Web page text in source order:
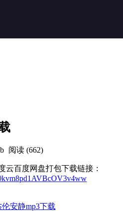
阅读 (662)
云百度网盘打包下载链接：
伦安静mp3下载